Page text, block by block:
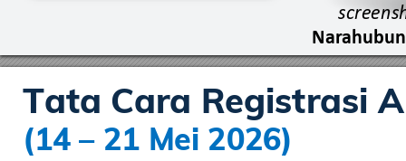
Nar
Tata Cara Registrasi
(14 – 21 Mei 2026)